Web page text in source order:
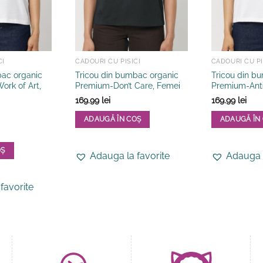
organic
of Art,
CADOURI CU PISICI
Tricou din bumbac organic
Premium-Don’t Care, Femei
169.99 lei
ADAUGĂ ÎN COȘ
are
alese
Adauga la favorite
CADOURI CU
Tricou din
Premium-
169.99 lei
ADAUGĂ ÎN
are
alese
Adauga